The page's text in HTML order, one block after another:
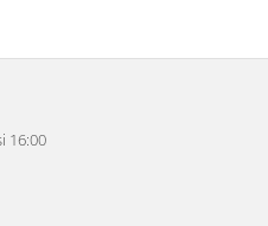
16:00